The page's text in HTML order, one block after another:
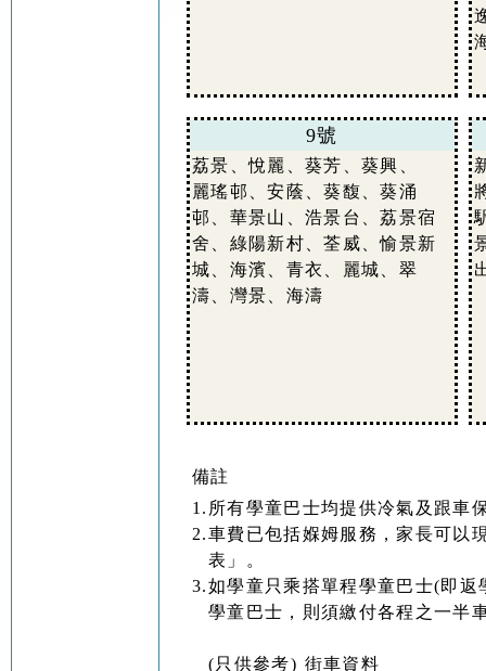
9號
荔景、悅麗、葵芳、葵興、
麗瑤邨、安蔭、葵馥、葵涌
邨、華景山、浩景台、荔景宿
舍、綠陽新村、荃威、愉景新
城、海濱、青衣、麗城、翠
濤、灣景、海濤
備註
1. 所有學童巴士均提供冷氣及跟車
2.車費已包括媬姆服務，家長可以
表」。
3.如學童只乘搭單程學童巴士(即
學童巴士，則須繳付各程之一半
(只供參考) 街車資料